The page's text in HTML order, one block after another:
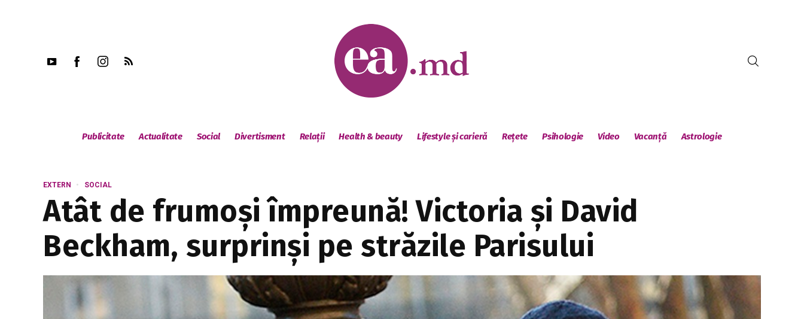
Publicitate Actualitate Social Divertisment Relații Health & beauty Lifestyle și carieră Rețete Psihologie Video Vacanță Astrologie
EXTERN SOCIAL
Atât de frumoși împreună! Victoria și David
Beckham, surprinși pe străzile Parisului